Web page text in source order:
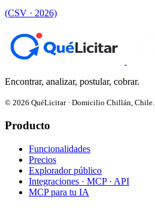
(CSV · 2026)
Encontrar, analizar, postular, cobrar.
© 2026 QuéLicitar · Domicilio Chillán, Chile.
Producto
Funcionalidades
Precios
Explorador público
Integraciones · MCP · API
MCP para tu IA